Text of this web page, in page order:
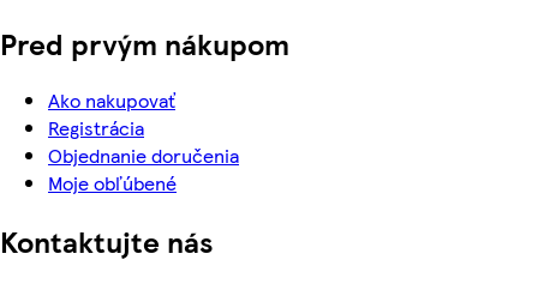
Pred prvým nákupom
Ako nakupovať
Registrácia
Objednanie doručenia
Moje obľúbené
Kontaktujte nás